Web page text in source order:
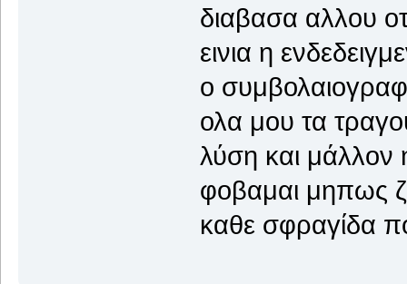
διαβασα αλλου
εινια η
ο
ολα μου τα
λύση και μάλλον
φοβαμαι μηπως
καθε σφραγίδα